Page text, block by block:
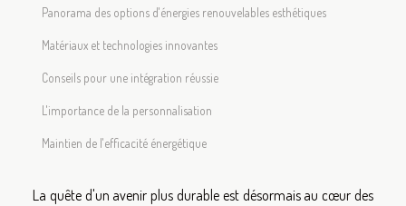
Panorama des options d'énergies renouvelables esthétiques
Matériaux et technologies innovantes
Conseils pour une intégration réussie
L'importance de la personnalisation
Maintien de l'efficacité énergétique
La quête d'un avenir plus durable est désormais au cœur des